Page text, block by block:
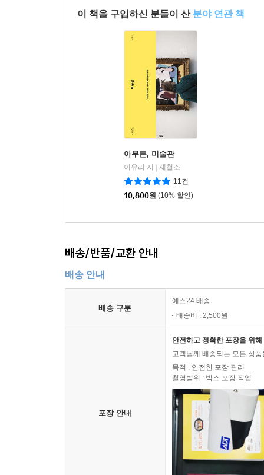
이 책을 구입하신 분들이 산 분야 연관 책
아무튼, 미술관
이유리 저 | 제철소
11건
10,800원 (10% 할인)
배송/반품/교환 안내
배송 안내
배송 구분
예스24 배송
배송비 : 2,500원
포장 안내
안전하고 정확한 포장을 위
고객님께 배송되는 모든 상
목적 : 안전한 포장 관리
촬영범위 : 박스 포장 작업